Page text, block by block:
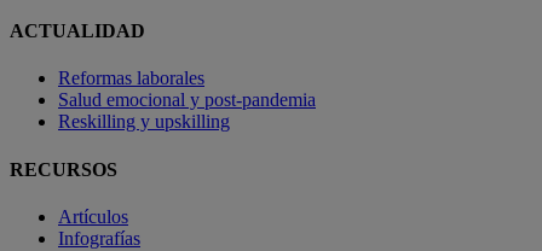
ACTUALIDAD
Reformas laborales
Salud emocional y post-pandemia
Reskilling y upskilling
RECURSOS
Artículos
Infografías